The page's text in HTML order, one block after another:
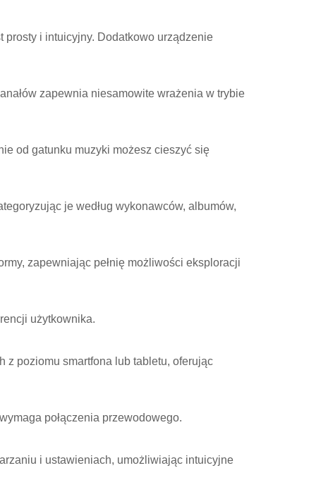
prosty i intuicyjny. Dodatkowo urządzenie
zapewnia niesamowite wrażenia w trybie
od gatunku muzyki możesz cieszyć się
je według wykonawców, albumów,
zapewniając pełnię możliwości eksploracji
użytkownika.
z poziomu smartfona lub tabletu, oferując
połączenia przewodowego.
i ustawieniach, umożliwiając intuicyjne